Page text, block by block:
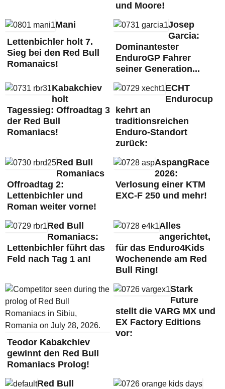
und Moore!
Mani
Lettenbichler holt 7.
Sieg bei den Red Bull
Romanaics!
Josep
Garcia:
Dominantester
EnduroGP Fahrer
seiner Generation...
Kabakchiev
holt
Tagessieg: Offroadtag 3
der Red Bull
Romaniacs!
ECHT
Endurocup
kehrt an
traditionsreichen
Enduro-Standort
zurück:
Red Bull
Romaniacs
Offroadtag 2:
Lettenbichler und
Roman weiter vorne!
AspangRace
2026:
Verlosung einer KTM
EXC-F 250 und mehr!
Red Bull
Romaniacs:
Lettenbichler führt das
Feld nach Tag 1 an!
Alles
angerichtet,
für das Enduro4Kids
Wochenende am Red
Bull Ring!
Teodor Kabakchiev
gewinnt den Red Bull
Romaniacs Prolog!
Stark
Future
stellt die VARG MX und
EX Factory Editions
vor:
Red Bull